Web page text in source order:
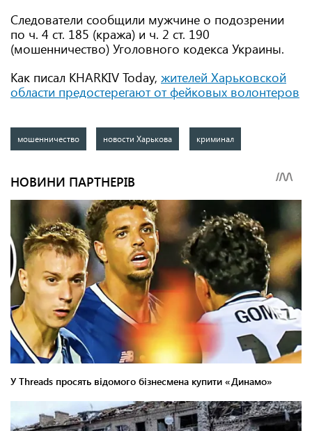
Следователи сообщили мужчине о подозрении
по ч. 4 ст. 185 (кража) и ч. 2 ст. 190
(мошенничество) Уголовного кодекса Украины.
Как писал KHARKIV Today, жителей Харьковской
области предостерегают от фейковых волонтеров
мошенничество новости Харькова криминал